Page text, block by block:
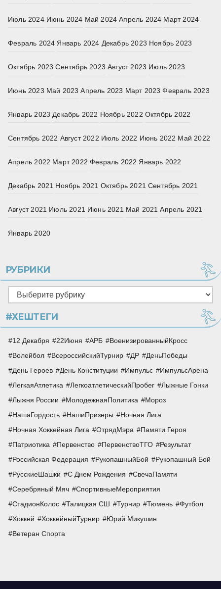
Июль 2024 Июнь 2024 Май 2024 Апрель 2024 Март 2024
Февраль 2024 Январь 2024 Декабрь 2023 Ноябрь 2023
Октябрь 2023 Сентябрь 2023 Август 2023 Июль 2023
Июнь 2023 Май 2023 Апрель 2023 Март 2023 Февраль 2023
Январь 2023 Декабрь 2022 Ноябрь 2022 Октябрь 2022
Сентябрь 2022 Август 2022 Июль 2022 Июнь 2022 Май 2022
Апрель 2022 Март 2022 Февраль 2022 Январь 2022
Декабрь 2021 Ноябрь 2021 Октябрь 2021 Сентябрь 2021
Август 2021 Июль 2021 Июнь 2021 Май 2021 Апрель 2021
Январь 2020
РУБРИКИ
Рубрики
#ХЕШТЕГИ
12 Декабря 22Июня АРБ
ВоенизированныйКросс
Волейбол
ВсероссийскийТурнир ДР
ДеньПобеды
День Героев
День Конституции Импульс
ИмпульсАрена
ЛегкаяАтлетика
ЛегкоатлетическийПробег
Лыжные Гонки
Лыжня России
МолодежнаяПолитика
Мороз
НашаГордость
НашиПризеры
Ночная Лига
Ночная Хоккейная Лига
ОтрядМэра
Памяти Героя
Патриотика
Первенство ПервенствоТГО
Результат
Российская Федерация
РукопашныйБой
Рукопашный Бой
РусскиеШашки
С Днем Рождения
СвечаПамяти
Серебряный Мяч
СпортивныеМероприятия
СтадионКолос
Талицкая СШ Турнир Тюмень
Футбол
Хоккей
ХоккейныйТурнир
Юрий Микушин
Ветеран Спорта